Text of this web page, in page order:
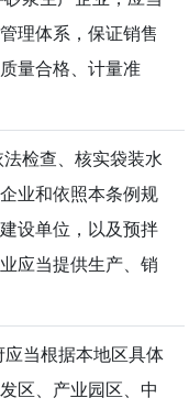
理体系，保证销售
量合格、计量准
检查、核实袋装水
业和依照本条例规
设单位，以及预拌
应当提供生产、销
当根据本地区具体
区、产业园区、中